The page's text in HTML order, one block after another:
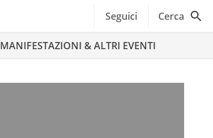
Seguici Cerca
MANIFESTAZIONI & ALTRI EVENTI